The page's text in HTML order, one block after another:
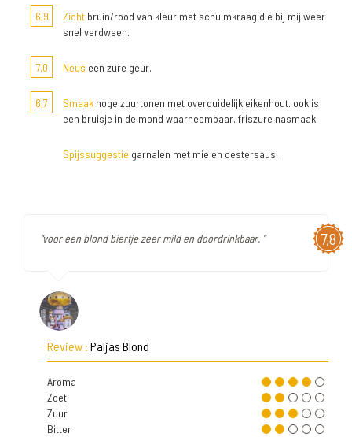
6,9
Zicht bruin/rood van kleur met schuimkraag die bij mij weer
snel verdween.
7,0 Neus een zure geur.
6,7 Smaak hoge zuurtonen met overduidelijk eikenhout. ook is
een bruisje in de mond waarneembaar. friszure nasmaak.
Spijssuggestie garnalen met mie en oestersaus.
7,8
"voor een blond biertje zeer mild en doordrinkbaar. "
Review : Paljas Blond
Aroma
Zoet
Zuur
Bitter